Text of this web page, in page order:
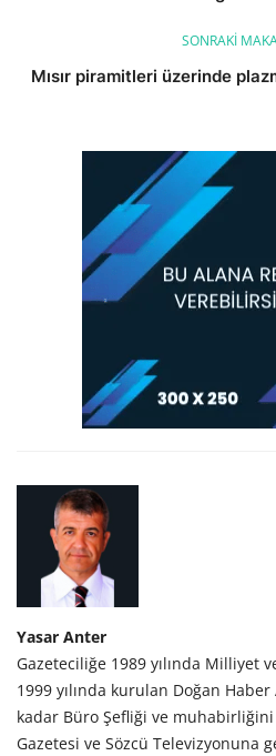
SONRAKI
Mısır piramitleri üzerinde
Yasar Anter
Gazeteciliğe 1989 yılında Milliyet
1999 yılında kurulan Doğan Haber
kadar Büro Şefliği ve muhabirliğini
Gazetesi ve Sözcü Televizyonuna